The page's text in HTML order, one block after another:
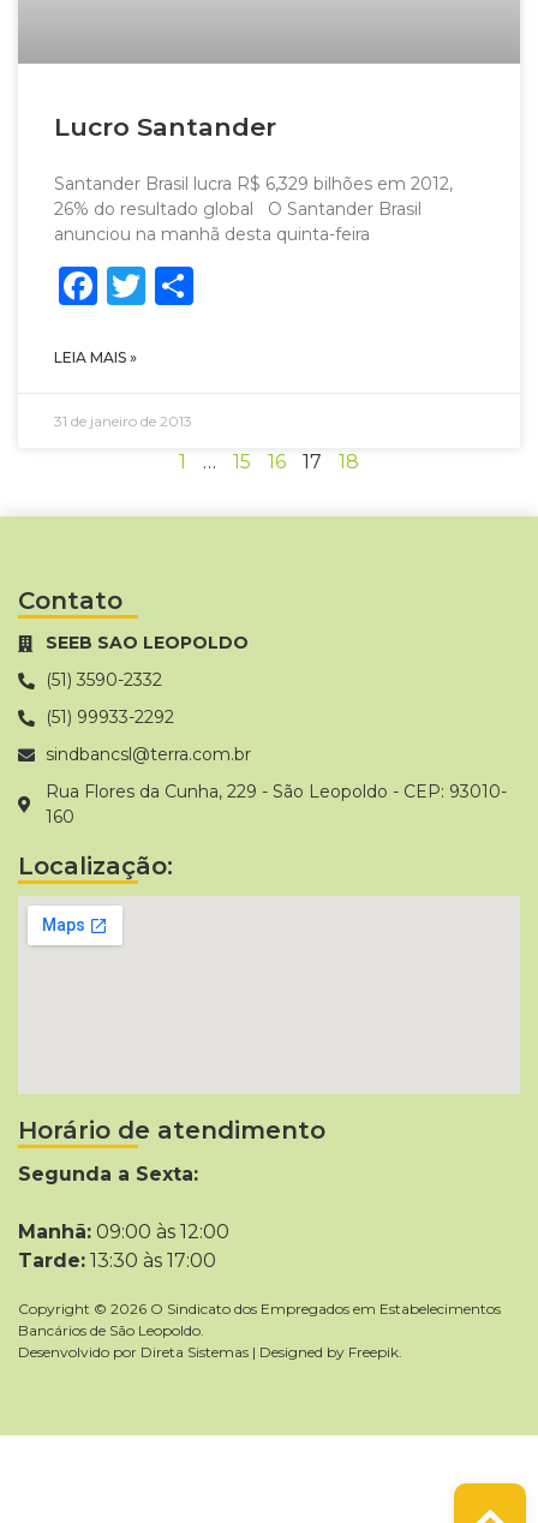
Lucro Santander
Santander Brasil lucra R$ 6,329 bilhões em 2012,
26% do resultado global O Santander Brasil
anunciou na manhã desta quinta-feira
Facebook
Twitter
LEIA MAIS »
31 de janeiro de 2013
1 … 15 16 17 18
Contato
SEEB SAO LEOPOLDO
(51) 3590-2332
(51) 99933-2292
sindbancsl@terra.com.br
Rua Flores da Cunha, 229 - São Leopoldo - CEP: 93010-
160
Localização:
Horário de atendimento
Segunda a Sexta:
Manhã: 09:00 às 12:00
Tarde: 13:30 às 17:00
Copyright © 2026 O Sindicato dos Empregados em Estabelecimentos
Bancários de São Leopoldo.
Desenvolvido por Direta Sistemas | Designed by Freepik.